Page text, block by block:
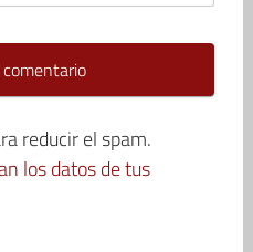
reducir el spam.
los datos de tus